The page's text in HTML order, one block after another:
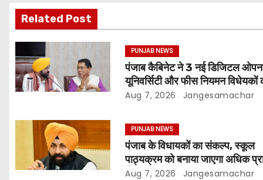
Related Post
PUNJAB NEWS
पंजाब कैबिनेट ने 3 नई डिजिटल ओपन
यूनिवर्सिटी और फीस नियमन विधेयकों
मंजूरी
Aug 7, 2026 Jangesamachar
PUNJAB NEWS
पंजाब के विधायकों का संकल्प, स्कूल
पाठ्यक्रम को बनाया जाएगा अधिक
और आधुनिक
Aug 7, 2026 Jangesamachar